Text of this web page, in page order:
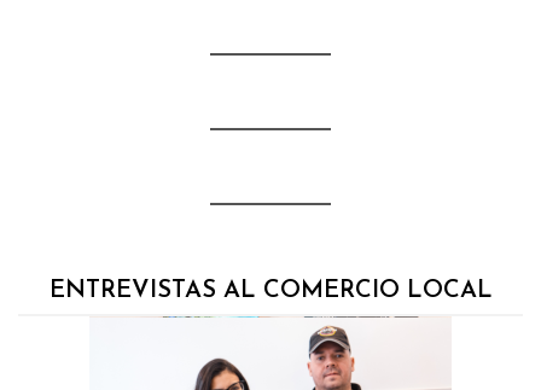
ENTREVISTAS AL COMERCIO LOCAL